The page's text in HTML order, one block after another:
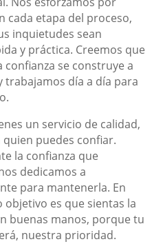
cada etapa del proceso,
inquietudes sean
y práctica. Creemos que
confianza se construye a
trabajamos día a día para
un servicio de calidad,
puedes confiar.
la confianza que
dedicamos a
para mantenerla. En
es que sientas la
buenas manos, porque tu
nuestra prioridad.